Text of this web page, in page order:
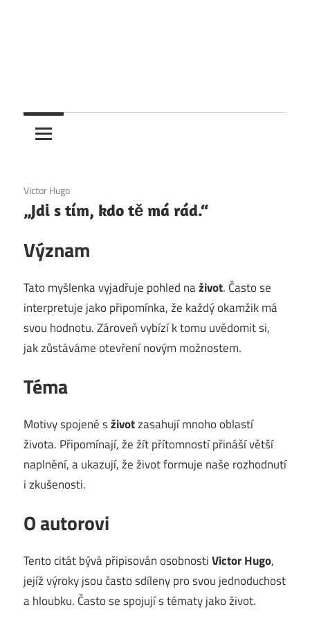
6. 12. 2020
Victor Hugo
„Jdi s tím, kdo tě má rád.“
Význam
Tato myšlenka vyjadřuje pohled naživot. Často se
interpretuje jako připomínka, že každý okamžik má
svou hodnotu. Zároveň vybízí k tomu uvědomit si,
jak zůstáváme otevření novým možnostem.
Téma
Motivy spojené sživotzasahují mnoho oblastí
života. Připomínají, že žít přítomností přináší větší
naplnění, a ukazují, že život formuje naše rozhodnutí
i zkušenosti.
O autorovi
Tento citát bývá připisován osobnostiVictor Hugo,
jejíž výroky jsou často sdíleny pro svou jednoduchost
a hloubku. Často se spojují s tématy jako život.